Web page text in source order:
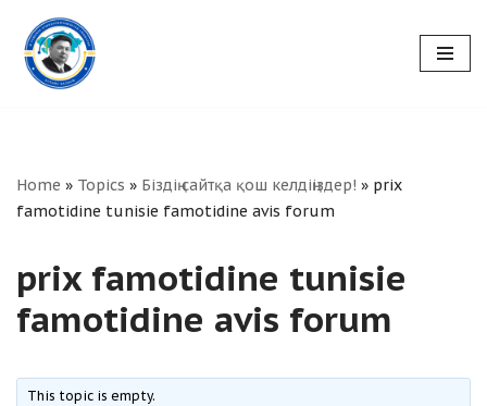
Skip
to
Home » Topics » Біздің сайтқа қош келдіңіздер! » prix
famotidine tunisie famotidine avis forum
prix famotidine tunisie
famotidine avis forum
This topic is empty.